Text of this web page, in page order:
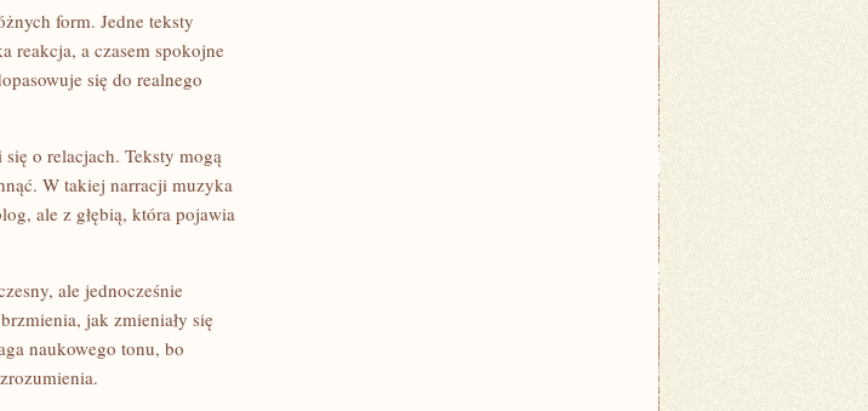
form. Jedne teksty
reakcja, a czasem spokojne
się do realnego
o relacjach. Teksty mogą
W takiej narracji muzyka
ale z głębią, która pojawia
ale jednocześnie
jak zmieniały się
naukowego tonu, bo